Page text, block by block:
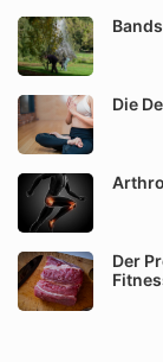
Die
Der